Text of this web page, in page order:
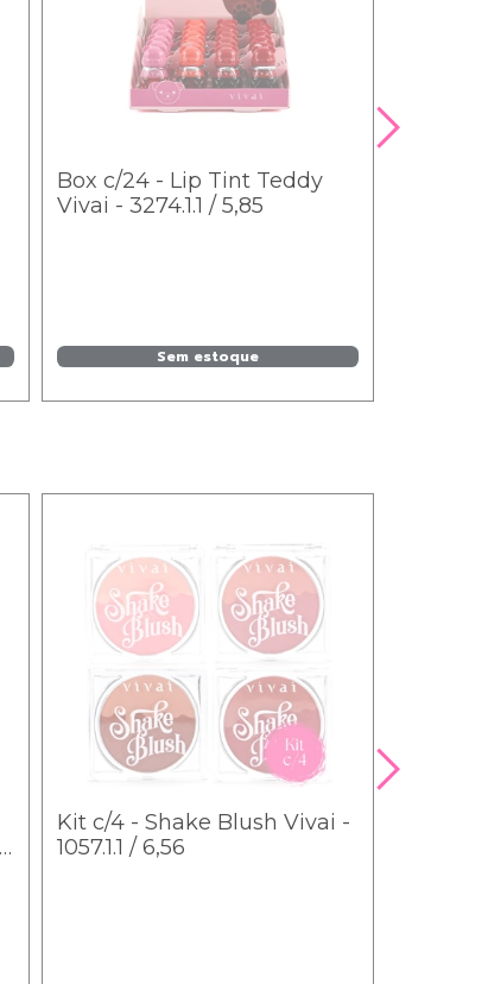
Box c/24 - Lip Tint Teddy
Vivai - 3274.1.1 / 5,85
Sem estoque
Kit c/4 - Shake Blush Vivai -
1057.1.1 / 6,56